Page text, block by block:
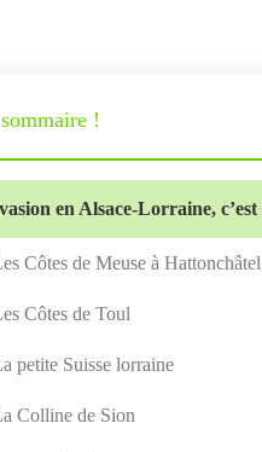
!
en Alsace-Lorraine,
Côtes de Meuse à Hattonchâtel
Côtes de Toul
petite Suisse lorraine
Colline de Sion